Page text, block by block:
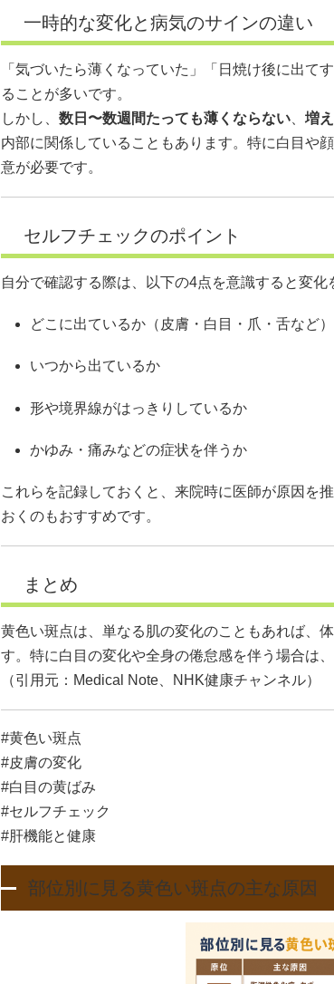
一時的な変化と病気のサインの違い
「気づいたら薄くなっていた」「日焼け後に出て
ることが多いです。
しかし、 数日〜数週間たっても薄くならない 増
内部に関係していることもあります。特に白目や
意が必要です。
セルフチェックのポイント
自分で確認する際は、以下の4点を意識すると変化
どこに出ているか（皮膚・白目・爪・舌など）
いつから出ているか
形や境界線がはっきりしているか
かゆみ・痛みなどの症状を伴うか
これらを記録しておくと、来院時に医師が原因を
おくのもおすすめです。
まとめ
黄色い斑点は、単なる肌の変化のこともあれば、
す。特に白目の変化や全身の倦怠感を伴う場合は
（引用元： Medical Note NHK健康チャンネル）
#黄色い斑点
#皮膚の変化
#白目の黄ばみ
#セルフチェック
#肝機能と健康
部位別に見る黄色い斑点の主な原因